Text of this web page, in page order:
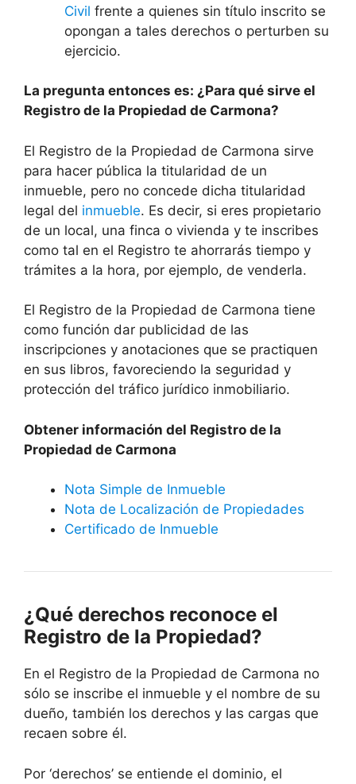
Civil frente a quienes sin título inscrito se
opongan a tales derechos o perturben su
ejercicio.
La pregunta entonces es: ¿Para qué sirve el
Registro de la Propiedad de Carmona?
El Registro de la Propiedad de Carmona sirve
para hacer pública la titularidad de un
inmueble, pero no concede dicha titularidad
legal del inmueble. Es decir, si eres propietario
de un local, una finca o vivienda y te inscribes
como tal en el Registro te ahorrarás tiempo y
trámites a la hora, por ejemplo, de venderla.
El Registro de la Propiedad de Carmona tiene
como función dar publicidad de las
inscripciones y anotaciones que se practiquen
en sus libros, favoreciendo la seguridad y
protección del tráfico jurídico inmobiliario.
Obtener información del Registro de la
Propiedad de Carmona
Nota Simple de Inmueble
Nota de Localización de Propiedades
Certificado de Inmueble
¿Qué derechos reconoce el
Registro de la Propiedad?
En el Registro de la Propiedad de Carmona no
sólo se inscribe el inmueble y el nombre de su
dueño, también los derechos y las cargas que
recaen sobre él.
Por ‘derechos’ se entiende el dominio, el